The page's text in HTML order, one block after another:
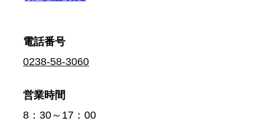
電話番号
0238-58-3060
営業時間
8：30～17：00